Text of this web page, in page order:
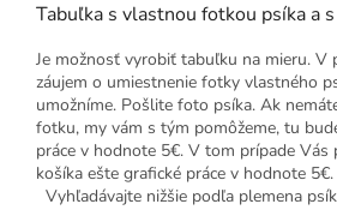
Tabuľka s vlastnou fotkou psíka a
Je možnosť vyrobiť tabuľku na mieru. V
záujem o umiestnenie fotky vlastného
umožníme. Pošlite foto psíka. Ak
fotku, my vám s tým pomôžeme, tu
práce v hodnote 5€. V tom prípade Vás
košíka ešte grafické práce v hodnote 5€.
Vyhľadávajte nižšie podľa plemena